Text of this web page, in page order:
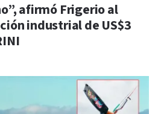
afirmó Frigerio al
industrial de US$3